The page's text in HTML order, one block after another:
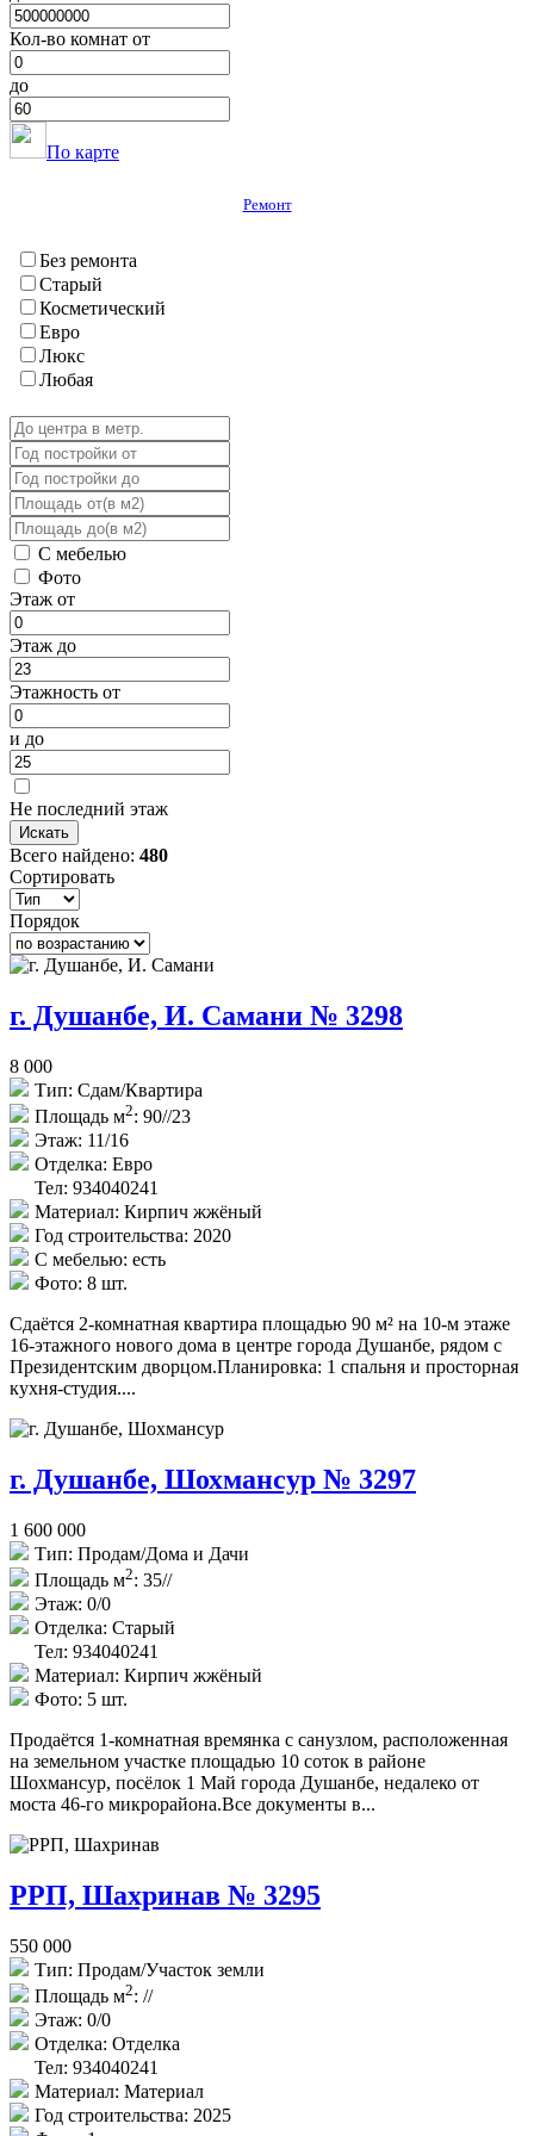
Хурасан
Шаартуз
Шураабад
Яван
ГБАО
Вяндж
Дарваз
Рушан
Хорог
Шугнан
Кол-во комнат от
до
По карте
Ремонт
Без ремонта
Старый
Косметический
Евро
Люкс
Любая
С мебелью
Фото
Этаж от
Этаж до
Этажность от
и до
Не последний этаж
Всего найдено: 480
Сортировать
Порядок
г. Душанбе, И. Самани № 3298
8 000
Тип: Сдам/Квартира
Площадь м2: 90//23
Этаж: 11/16
Отделка: Евро
Тел: 934040241
Материал: Кирпич жжёный
Год строительства: 2020
С мебелью: есть
Фото: 8 шт.
Сдаётся 2-комнатная квартира площадью 90 м² на 10-м этаже
16-этажного нового дома в центре города Душанбе, рядом с
Президентским дворцом.Планировка: 1 спальня и просторная
кухня-студия....
г. Душанбе, Шохмансур № 3297
1 600 000
Тип: Продам/Дома и Дачи
Площадь м2: 35//
Этаж: 0/0
Отделка: Старый
Тел: 934040241
Материал: Кирпич жжёный
Фото: 5 шт.
Продаётся 1-комнатная времянка с санузлом, расположенная
на земельном участке площадью 10 соток в районе
Шохмансур, посёлок 1 Май города Душанбе, недалеко от
моста 46-го микрорайона.Все документы в...
РРП, Шахринав № 3295
550 000
Тип: Продам/Участок земли
Площадь м2: //
Этаж: 0/0
Отделка: Отделка
Тел: 934040241
Материал: Материал
Год строительства: 2025